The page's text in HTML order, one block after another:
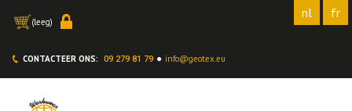
nl fr
(leeg)
CONTACTEER ONS: 09 279 81 79 info@geotex.eu